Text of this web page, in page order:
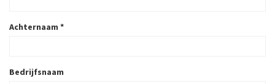
Achternaam *
Bedrijfsnaam